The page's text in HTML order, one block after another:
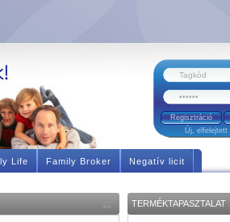
Regisztráció
Új, elfelejtett
Life Family Broker Negatív licit
TERMÉKTAPASZTALAT